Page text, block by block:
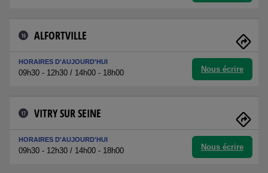
16 ALFORTVILLE
HORAIRES D'AUJOURD'HUI
09h30 - 12h30 / 14h00 - 18h00 Nous écrire
17 VITRY SUR SEINE
HORAIRES D'AUJOURD'HUI
09h30 - 12h30 / 14h00 - 18h00 Nous écrire